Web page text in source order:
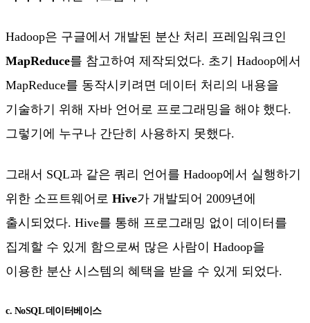
Hadoop은 구글에서 개발된 분산 처리 프레임워크인
MapReduce를 참고하여 제작되었다. 초기 Hadoop에서
MapReduce를 동작시키려면 데이터 처리의 내용을
기술하기 위해 자바 언어로 프로그래밍을 해야 했다.
그렇기에 누구나 간단히 사용하지 못했다.
그래서 SQL과 같은 쿼리 언어를 Hadoop에서 실행하기
위한 소프트웨어로 Hive가 개발되어 2009년에
출시되었다. Hive를 통해 프로그래밍 없이 데이터를
집계할 수 있게 함으로써 많은 사람이 Hadoop을
이용한 분산 시스템의 혜택을 받을 수 있게 되었다.
c. NoSQL 데이터베이스